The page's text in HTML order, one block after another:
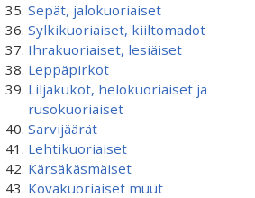
Sepät, jalokuoriaiset
Sylkikuoriaiset, kiiltomadot
Ihrakuoriaiset, lesiäiset
Leppäpirkot
Liljakukot, helokuoriaiset ja
rusokuoriaiset
Sarvijäärät
Lehtikuoriaiset
Kärsäkäsmäiset
Kovakuoriaiset muut